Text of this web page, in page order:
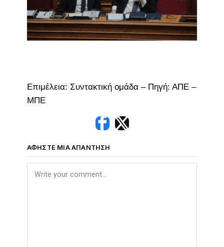
Επιμέλεια: Συντακτική ομάδα – Πηγή: ΑΠΕ –
ΜΠΕ
ΑΦΉΣΤΕ ΜΙΑ ΑΠΆΝΤΗΣΗ